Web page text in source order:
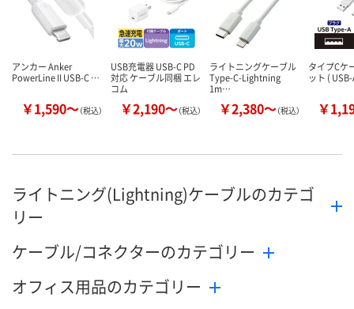
アンカー Anker
PowerLine II USB-C …
￥1,590～（税込）
USB充電器 USB-C PD
対応 ケーブル同梱 エレ
コム
￥2,190～（税込）
ライトニングケーブル
Type-C-Lightning
1m…
￥2,380～（税込）
タイプCケ
ット (
￥
ライトニング(Lightning)ケーブルのカテゴ
リー
ケーブル/コネクターのカテゴリー
オフィス用品のカテゴリー